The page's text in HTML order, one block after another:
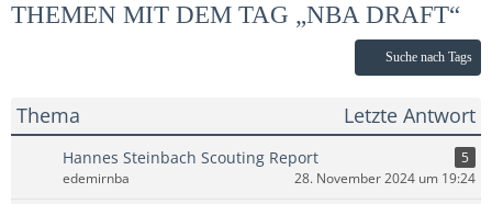
THEMEN MIT DEM TAG „NBA DRAFT“
Suche nach Tags
Thema Letzte Antwort
Hannes Steinbach Scouting Report
5
edemirnba
28. November 2024 um 19:24